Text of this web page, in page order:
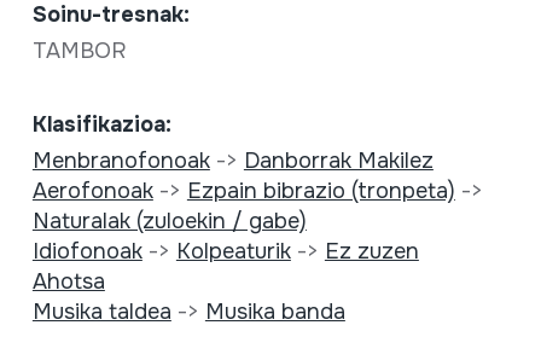
Soinu-tresnak:
TAMBOR
Klasifikazioa:
Menbranofonoak-> Danborrak Makilez
Aerofonoak-> Ezpain bibrazio (tronpeta) ->
Naturalak (zuloekin / gabe)
Idiofonoak-> Kolpeaturik-> Ez zuzen
Ahotsa
Musika taldea -> Musika banda